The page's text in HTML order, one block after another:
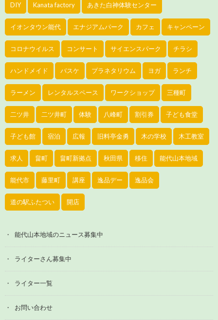
DIY Kanata factory あきた白神体験センター
イオンタウン能代 エナジアムパーク カフェ キャンペーン
コロナウイルス コンサート サイエンスパーク チラシ
ハンドメイド バスケ プラネタリウム ヨガ ランチ
ラーメン レンタルスペース ワークショップ 三種町
二ツ井 二ツ井町 体験 八峰町 割引券 子ども食堂
子ども館 宿泊 広報 旧料亭金勇 木の学校 木工教室
求人 畠町 畠町新拠点 秋田県 移住 能代山本地域
能代市 藤里町 講座 逸品デー 逸品会
道の駅ふたつい 開店
能代山本地域のニュース募集中
ライターさん募集中
ライター一覧
お問い合わせ